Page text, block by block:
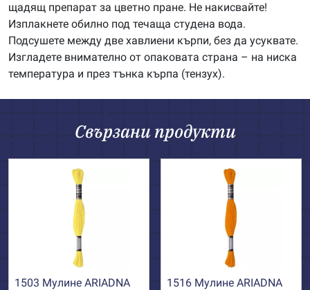
щадящ препарат за цветно пране. Не накисвайте!
Изплакнете обилно под течаща студена вода.
Подсушете между две хавлиени кърпи, без да усуквате.
Изгладете внимателно от опаковата страна – на ниска
температура и през тънка кърпа (тензух).
Свързани продукти
1503 Мулине АRIADNA 1516 Мулине АRIADNA